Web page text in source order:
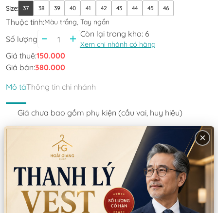
Size: 37 38 39 40 41 42 43 44 45 46
Thuộc tính:Màu trắng, Tay ngắn
Số lượng
Còn lại trong kho: 6
Xem chi nhánh có hàng
Giá thuê:150.000
Giá bán:380.000
Mô tảThông tin chi nhánh
Giá chưa bao gồm phụ kiện (cầu vai, huy hiệu)
áo phi công
Thông tin sản phẩm
Chất liệu: Kaki
Xuất xứ:Trung Quốc
Hướng dẫn sử dụng:
×